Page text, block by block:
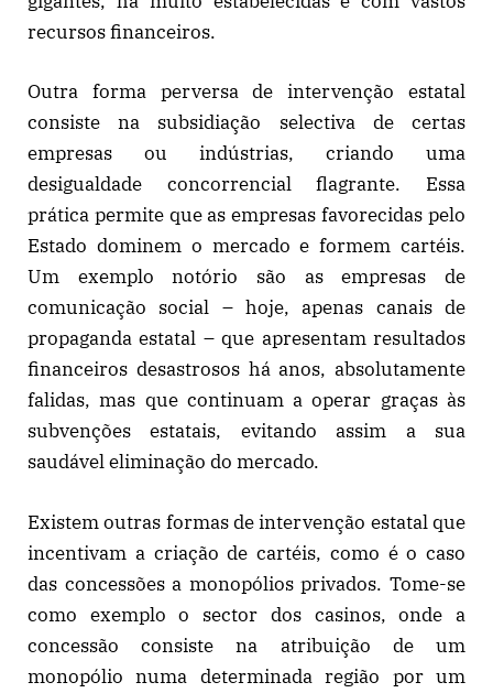
recursos financeiros.
Outra forma perversa de intervenção estatal
consiste na subsidiação selectiva de certas
empresas ou indústrias, criando uma
desigualdade concorrencial flagrante. Essa
prática permite que as empresas favorecidas pelo
Estado dominem o mercado e formem cartéis.
Um exemplo notório são as empresas de
comunicação social – hoje, apenas canais de
propaganda estatal – que apresentam resultados
financeiros desastrosos há anos, absolutamente
falidas, mas que continuam a operar graças às
subvenções estatais, evitando assim a sua
saudável eliminação do mercado.
Existem outras formas de intervenção estatal que
incentivam a criação de cartéis, como é o caso
das concessões a monopólios privados. Tome-se
como exemplo o sector dos casinos, onde a
concessão consiste na atribuição de um
monopólio numa determinada região por um